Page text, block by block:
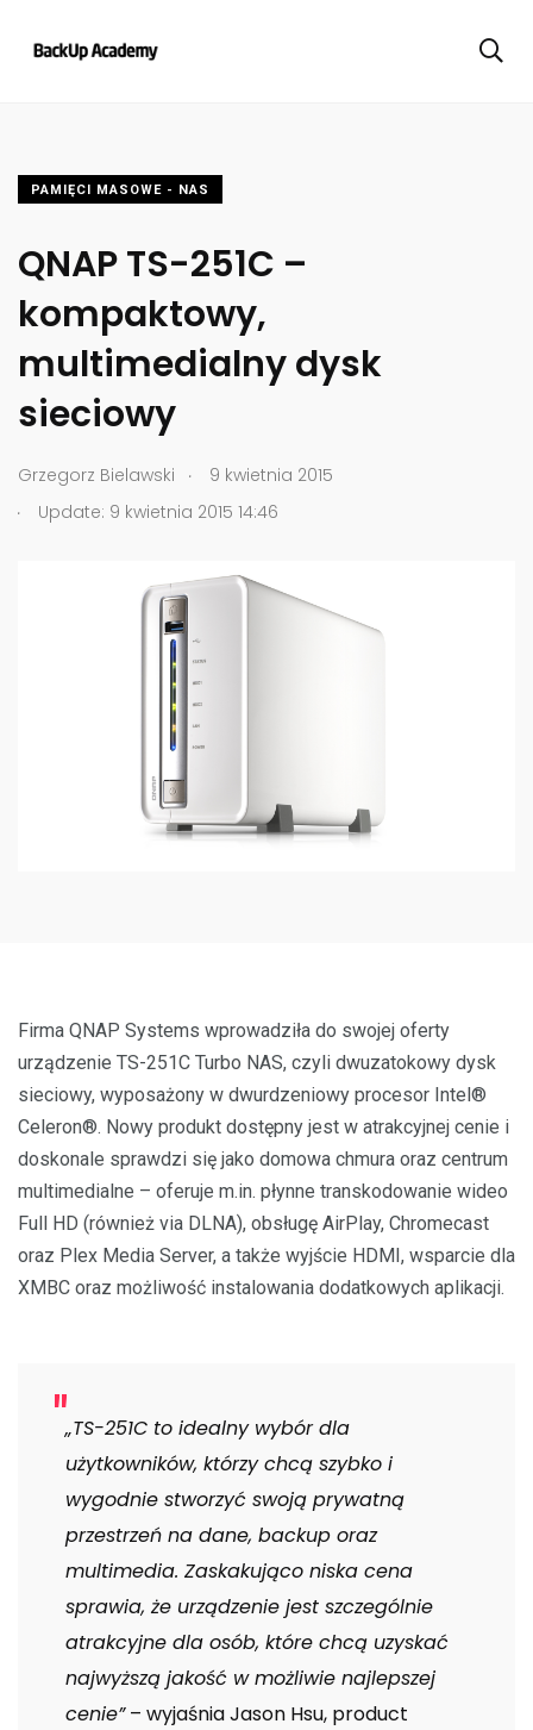
PAMIĘCI MASOWE - NAS
QNAP TS-251C –
kompaktowy,
multimedialny dysk
sieciowy
Grzegorz Bielawski .
9 kwietnia 2015
.
Update: 9 kwietnia 2015 14:46
Firma QNAP Systems wprowadziła do swojej oferty
urządzenie TS-251C Turbo NAS, czyli dwuzatokowy dysk
sieciowy, wyposażony w dwurdzeniowy procesor Intel®
Celeron®. Nowy produkt dostępny jest w atrakcyjnej cenie i
doskonale sprawdzi się jako domowa chmura oraz centrum
multimedialne – oferuje m.in. płynne transkodowanie wideo
Full HD (również via DLNA), obsługę AirPlay, Chromecast
oraz Plex Media Server, a także wyjście HDMI, wsparcie dla
XMBC oraz możliwość instalowania dodatkowych aplikacji.
„TS-251C to idealny wybór dla
użytkowników, którzy chcą szybko i
wygodnie stworzyć swoją prywatną
przestrzeń na dane, backup oraz
multimedia. Zaskakująco niska cena
sprawia, że urządzenie jest szczególnie
atrakcyjne dla osób, które chcą uzyskać
najwyższą jakość w możliwie najlepszej
cenie”– wyjaśnia Jason Hsu, product